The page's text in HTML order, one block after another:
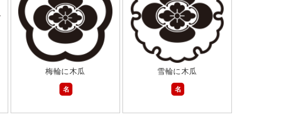
梅輪に木瓜
名
雪輪に木瓜
名